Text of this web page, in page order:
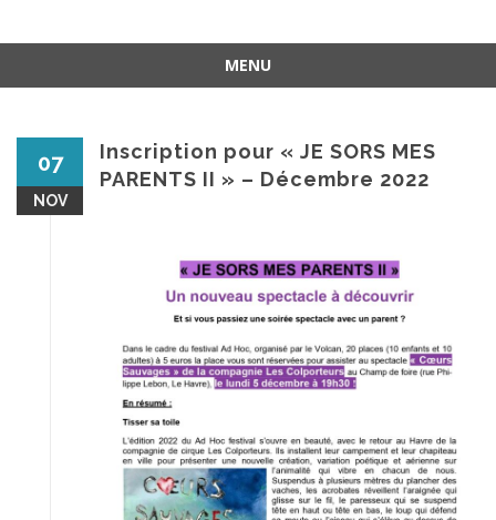
MENU
07
NOV
Inscription pour « JE SORS MES
PARENTS II » – Décembre 2022